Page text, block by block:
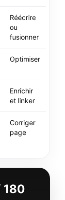
Réécrire
ou
fusionner
Optimiser
Enrichir
et linker
Corriger
page
180